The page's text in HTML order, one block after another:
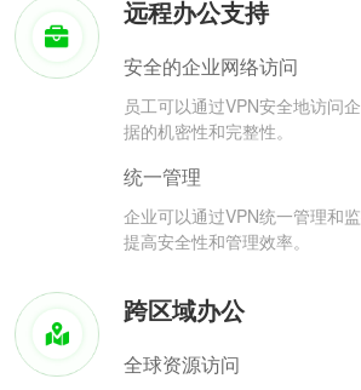
远程办公支持
安全的企业网络访问
员工可以通过VPN安全地访问
据的机密性和完整性。
统一管理
企业可以通过VPN统一管理和
提高安全性和管理效率。
跨区域办公
全球资源访问